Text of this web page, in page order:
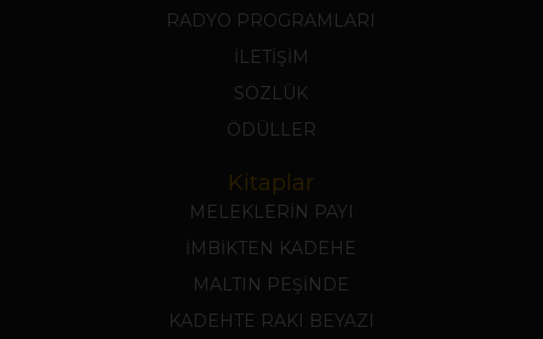
RADYO PROGRAMLARI
İLETİŞİM
SÖZLÜK
ÖDÜLLER
Kitaplar
MELEKLERİN PAYI
İMBİKTEN KADEHE
MALTIN PEŞİNDE
KADEHTE RAKI BEYAZI